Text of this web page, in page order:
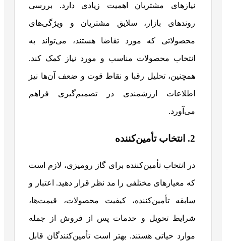
نیازهای مشتریان اهمیت زیادی دارد. بررسی
روندهای بازار، سلایق مشتریان و ویژگی‌های
محصولاتی که مورد تقاضا هستند، می‌تواند به
انتخاب محصولات مناسب و مورد نیاز کمک کند.
همچنین، تحلیل رقبا و نقاط قوت و ضعف آن‌ها نیز
اطلاعات ارزشمندی در تصمیم‌گیری فراهم
می‌آورد.
2. انتخاب تأمین‌کننده
در انتخاب تأمین‌کننده برای گاز رومیزی، لازم است
که معیارهای مختلفی را مد نظر قرار دهید. اعتبار و
سابقه تأمین‌کننده، کیفیت محصولات، قیمت‌ها،
شرایط تحویل و خدمات پس از فروش از جمله
موارد حیاتی هستند. بهتر است تأمین‌کنندگان قابل